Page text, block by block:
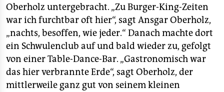
Oberholz untergebracht. „Zu Burger-King-Zeiten
war ich furchtbar oft hier“, sagt Ansgar Oberholz,
„nachts, besoffen, wie jeder.“ Danach machte dort
ein Schwulenclub auf und bald wieder zu, gefolgt
von einer Table-Dance-Bar. „Gastronomisch war
das hier verbrannte Erde“, sagt Oberholz, der
mittlerweile ganz gut von seinem kleinen